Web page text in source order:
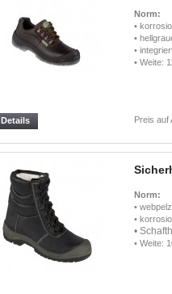
Norm:
•
•
•
• Weite:
Preis auf
Details
Norm:
•
•
•
• Weite: